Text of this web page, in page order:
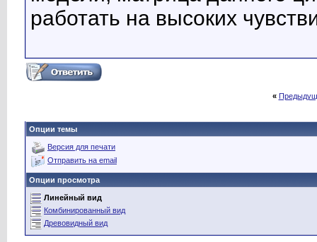
работать на высоких
«
Опции темы
Версия для печати
Отправить на email
Опции просмотра
Линейный вид
Комбинированный вид
Древовидный вид